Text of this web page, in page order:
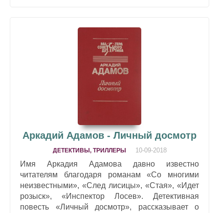
Аркадий Адамов - Личный досмотр
ДЕТЕКТИВЫ, ТРИЛЛЕРЫ 10-09-2018
Имя Аркадия Адамова давно известно
читателям благодаря романам «Со многими
неизвестными», «След лисицы», «Стая», «Идет
розыск», «Инспектор Лосев». Детективная
повесть «Личный досмотр», рассказывает о